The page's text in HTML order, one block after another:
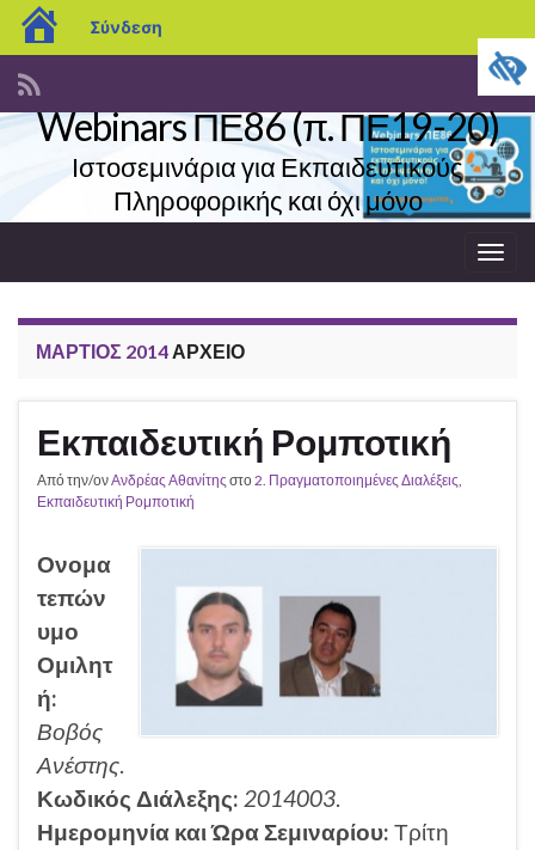
blogs.sch.gr
Σύνδεση
Webinars ΠΕ86 (π. ΠΕ19-20)
Ιστοσεμινάρια για Εκπαιδευτικούς
Πληροφορικής και όχι μόνο
ΜΆΡΤΙΟΣ 2014 ΑΡΧΕΊΟ
Εκπαιδευτική Ρομποτική
Από την/ονΑνδρέας Αθανίτης στο2. Πραγματοποιημένες Διαλέξεις,
Εκπαιδευτική Ρομποτική
Ονομα
τεπών
υμο
Ομιλητ
ή:
Βοβός
Ανέστης.
Κωδικός Διάλεξης: 2014003.
Ημερομηνία και Ώρα Σεμιναρίου: Τρίτη